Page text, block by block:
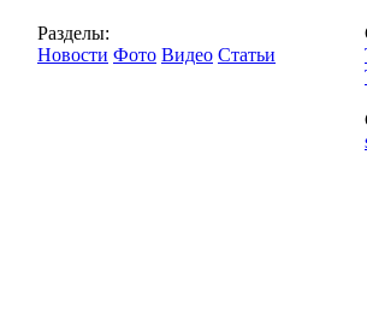
Разделы:
Новости Фото Видео Статьи